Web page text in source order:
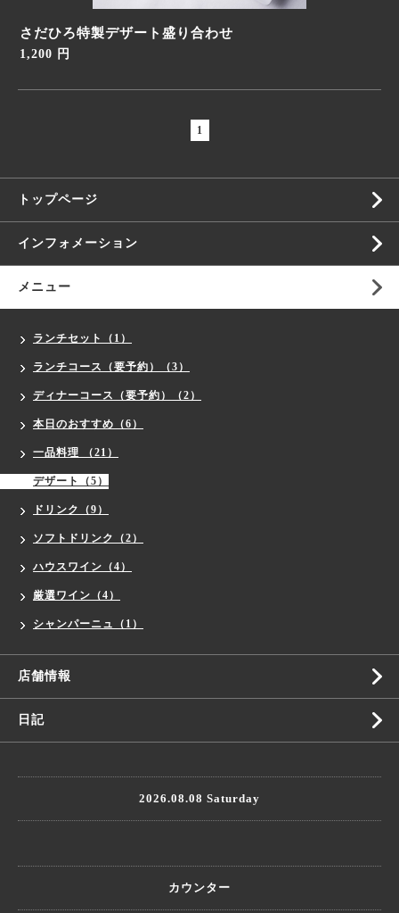
さだひろ特製デザート盛り合わせ
1,200 円
1
トップページ
インフォメーション
メニュー
ランチセット（1）
ランチコース（要予約）（3）
ディナーコース（要予約）（2）
本日のおすすめ（6）
一品料理 （21）
デザート（5）
ドリンク（9）
ソフトドリンク（2）
ハウスワイン（4）
厳選ワイン（4）
シャンパーニュ（1）
店舗情報
日記
2026.08.08 Saturday
カウンター